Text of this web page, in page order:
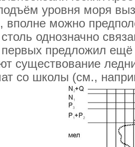
уровня моря
вполне можно
однозначно
первых предложил
существование
со школы (см.,